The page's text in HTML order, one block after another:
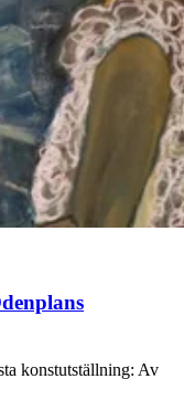
konstutställning: Av